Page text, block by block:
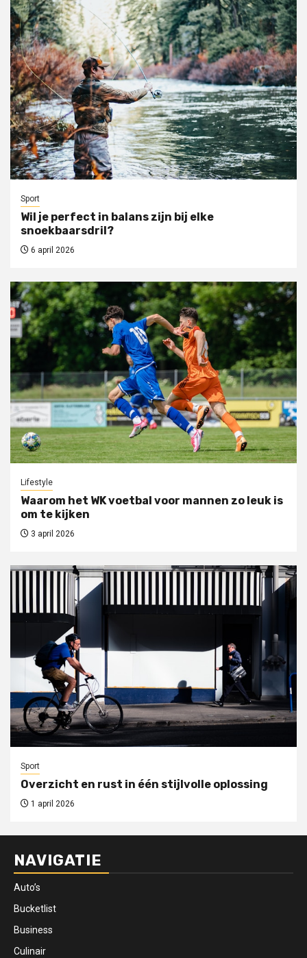
Sport
Wil je perfect in balans zijn bij elke
snoekbaarsdril?
6 april 2026
Lifestyle
Waarom het WK voetbal voor mannen zo leuk is
om te kijken
3 april 2026
Sport
Overzicht en rust in één stijlvolle oplossing
1 april 2026
NAVIGATIE
Auto’s
Bucketlist
Business
Culinair